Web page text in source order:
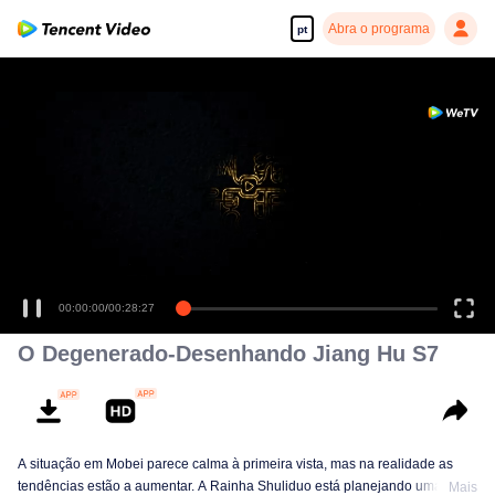
pt Abra o programa
00:00:00/00:28:27
O Degenerado-Desenhando Jiang Hu S7
A situação em Mobei parece calma à primeira vista, mas na realidade as
tendências estão a aumentar. A Rainha Shuliduo está planejando uma
Mais